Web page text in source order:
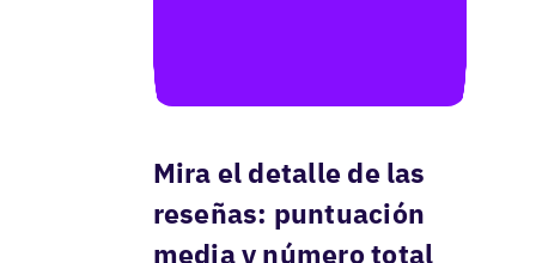
Mira el detalle de las
reseñas: puntuación
media y número total